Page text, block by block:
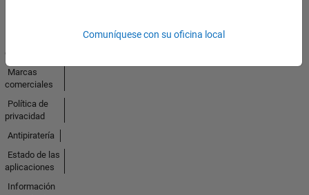
Comuníquese con su oficina local
confianza
Marcas
comerciales
Política de
privacidad
Antipiratería
Estado de las
aplicaciones
Información